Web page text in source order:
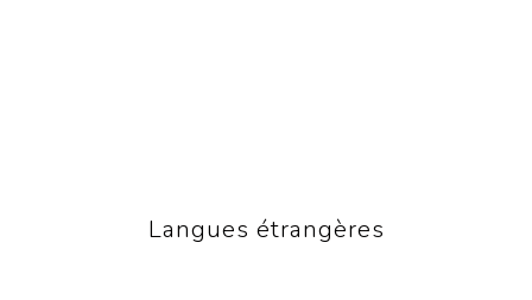
Langues étrangères